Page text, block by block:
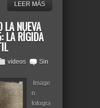
LEER MÁS
LA NUEVA
LA RÍGIDA
vídeos
Sin
Image
n:
fotogra